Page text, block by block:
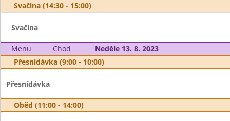
Svačina (14:30 - 15:00)
Svačina
Menu Chod
Neděle 13. 8. 2023
Přesnídávka (9:00 - 10:00)
Přesnídávka
Oběd (11:00 - 14:00)